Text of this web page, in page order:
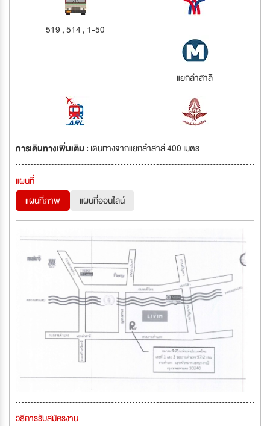
519 , 514 , 1-50
แยกลำสาลี
การเดินทางเพิ่มเติม : เดินทางจากแยกลำสาลี 400 เมตร
แผนที่
แผนที่ภาพ
แผนที่ออนไลน์
วิธีการรับสมัครงาน